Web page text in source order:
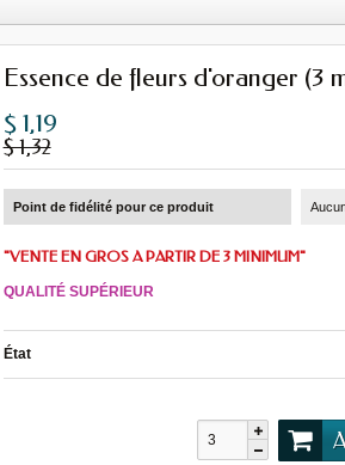
Essence de fleurs d'oranger (3
$ 1,19
$ 1,32
Point de fidélité pour ce produit
"VENTE EN GROS A PARTIR DE 3 MINIMUM"
QUALITÉ SUPÉRIEUR
État